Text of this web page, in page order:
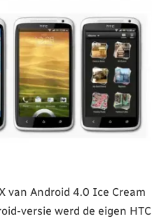
van Android 4.0 Ice Cream
versie werd de eigen HTC